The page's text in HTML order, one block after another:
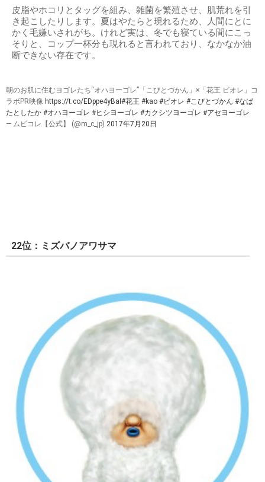
皮脂やホコリとタッグを組み、雑菌を繁殖させ、肌荒れを引
き起こしたりします。夏はやたらと現れるため、人間にとに
かく毛嫌いされがち。けれど実は、冬でも寝ている間にこっ
そりと、コップ一杯分も現れると言われており、なかなか油
断できない存在です。
朝のお肌に住むヨゴレたち“オハヨーゴレ”「こびとづかん」×「花王 ビオレ」コ
ラボPR映像 https://t.co/EDppe4yBaI#花王 #kao #ビオレ #こびとづかん #なば
たとしたか #オハヨーゴレ #ヒシヨーゴレ #カクシツヨーゴレ #アセヨーゴレ
— ムビコレ【公式】 (@m_c_jp) 2017年7月20日
22位：ミズバノアワサマ